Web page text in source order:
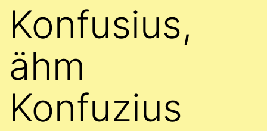
Konfusius,
ähm
Konfuzius